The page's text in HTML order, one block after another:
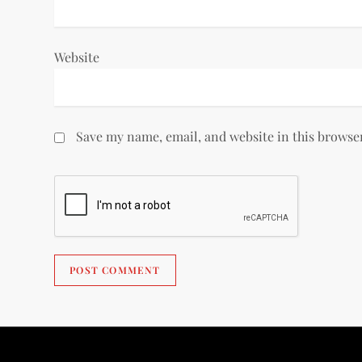
Website
Save my name, email, and website in this